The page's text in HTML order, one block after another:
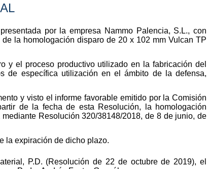
por la empresa Nammo Palencia, S.L., con
la homologación disparo de 20 x 102 mm Vulcan TP
y el proceso productivo utilizado en la fabricación del
de específica utilización en el ámbito de la defensa,
y visto el informe favorable emitido por la Comisión
de la fecha de esta Resolución, la homologación
Resolución 320/38148/2018, de 8 de junio, de
la expiración de dicho plazo.
P.D. (Resolución de 22 de octubre de 2019), el